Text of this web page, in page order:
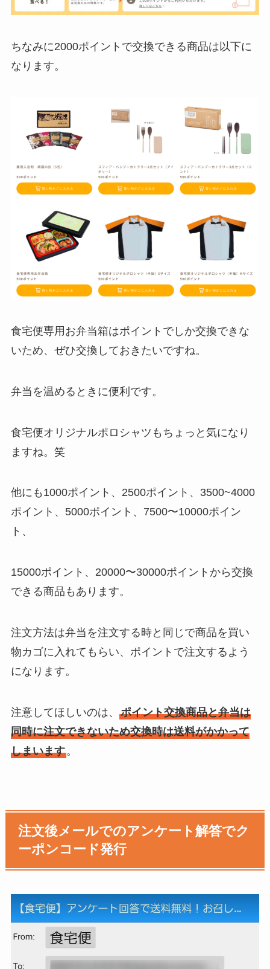
ちなみに2000ポイントで交換できる商品は以下に
なります。
食宅便専用お弁当箱はポイントでしか交換できな
いため、ぜひ交換しておきたいですね。
弁当を温めるときに便利です。
食宅便オリジナルポロシャツもちょっと気になり
ますね。笑
他にも1000ポイント、2500ポイント、3500~4000
ポイント、5000ポイント、7500〜10000ポイン
ト、
15000ポイント、20000〜30000ポイントから交換
できる商品もあります。
注文方法は弁当を注文する時と同じで商品を買い
物カゴに入れてもらい、ポイントで注文するよう
になります。
注意してほしいのは、 ポイント交換商品と弁当は
同時に注文できないため交換時は送料がかかって
しまいます。
注文後メールでのアンケート解答でク
ーポンコード発行